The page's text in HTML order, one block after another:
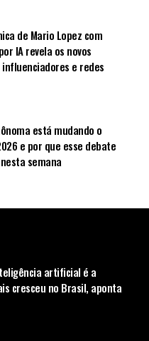
de Mario Lopez com
IA revela os novos
e redes
está mudando o
e por que esse debate
semana
artificial é a
cresceu no Brasil, aponta